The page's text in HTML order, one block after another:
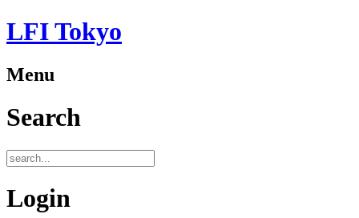
LFI Tokyo
Menu
Search
Login